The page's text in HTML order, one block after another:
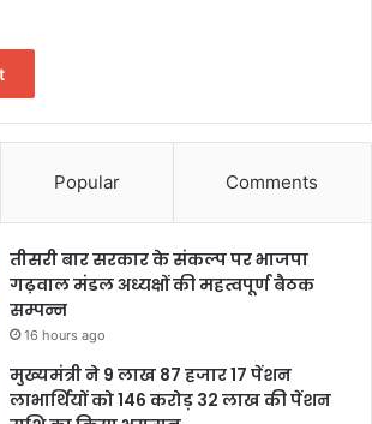
Popular Comments
तीसरी बार सरकार के संकल्प पर भाजपा
गढ़वाल मंडल अध्यक्षों की महत्वपूर्ण बैठक
सम्पन्न
16 hours ago
मुख्यमंत्री ने 9 लाख 87 हजार 17 पेंशन
लाभार्थियों को 146 करोड़ 32 लाख की पेंशन